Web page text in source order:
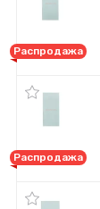
Распродажа
Распродажа